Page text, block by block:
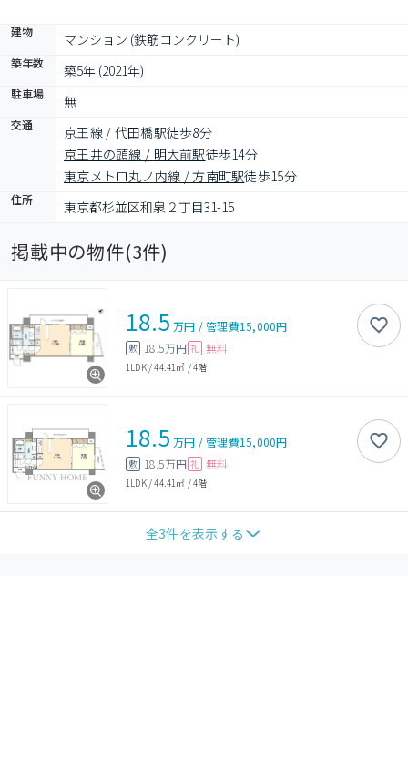
建物 マンション (鉄筋コンクリート)
築年数 築5年 (2021年)
駐車場 無
交通 京王線 / 代田橋駅徒歩8分
京王井の頭線 / 明大前駅徒歩14分
東京メトロ丸ノ内線 / 方南町駅徒歩15分
住所 東京都杉並区和泉２丁目31-15
掲載中の物件(3件)
18.5 万円 /管理費15,000円
敷 18.5万円 礼 無料
1LDK/44.41㎡ /4階
18.5 万円 /管理費15,000円
敷 18.5万円 礼 無料
1LDK/44.41㎡ /4階
全3件を表示する